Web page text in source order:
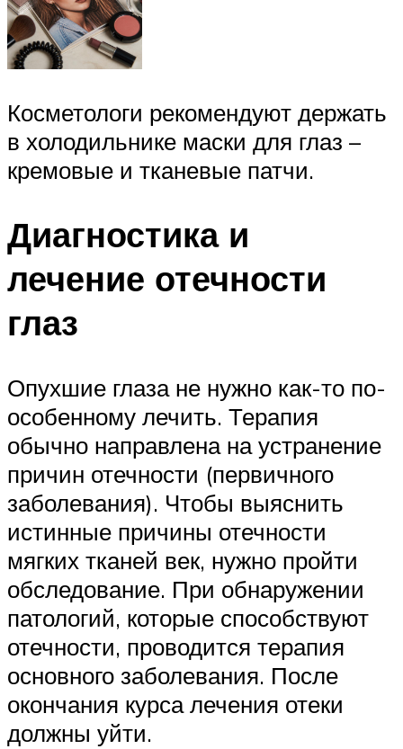
Косметологи рекомендуют держать
в холодильнике маски для глаз –
кремовые и тканевые патчи.
Диагностика и
лечение отечности
глаз
Опухшие глаза не нужно как-то по-
особенному лечить. Терапия
обычно направлена на устранение
причин отечности (первичного
заболевания). Чтобы выяснить
истинные причины отечности
мягких тканей век, нужно пройти
обследование. При обнаружении
патологий, которые способствуют
отечности, проводится терапия
основного заболевания. После
окончания курса лечения отеки
должны уйти.